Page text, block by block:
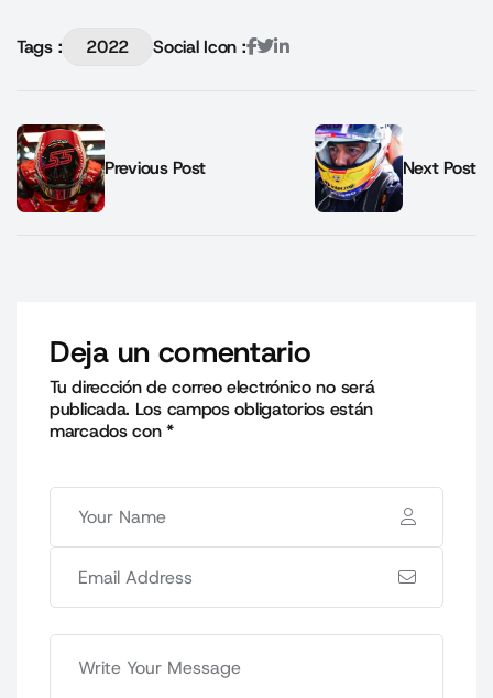
Tags : 2022 Social Icon :
Previous Post Next Post
Deja un comentario
Tu dirección de correo electrónico no será
publicada. Los campos obligatorios están
marcados con*